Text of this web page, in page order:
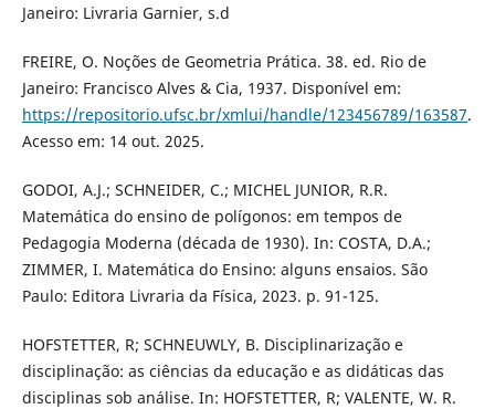
Janeiro: Livraria Garnier, s.d
FREIRE, O. Noções de Geometria Prática. 38. ed. Rio de
Janeiro: Francisco Alves & Cia, 1937. Disponível em:
https://repositorio.ufsc.br/xmlui/handle/123456789/163587.
Acesso em: 14 out. 2025.
GODOI, A.J.; SCHNEIDER, C.; MICHEL JUNIOR, R.R.
Matemática do ensino de polígonos: em tempos de
Pedagogia Moderna (década de 1930). In: COSTA, D.A.;
ZIMMER, I. Matemática do Ensino: alguns ensaios. São
Paulo: Editora Livraria da Física, 2023. p. 91-125.
HOFSTETTER, R; SCHNEUWLY, B. Disciplinarização e
disciplinação: as ciências da educação e as didáticas das
disciplinas sob análise. In: HOFSTETTER, R; VALENTE, W. R.